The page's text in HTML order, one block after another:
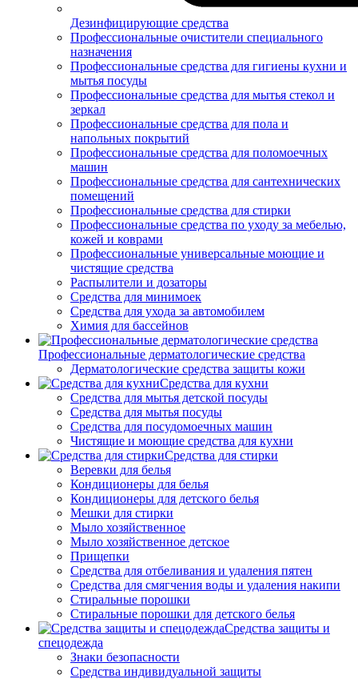
Дезинфицирующие средства
Профессиональные очистители специального
назначения
Профессиональные средства для гигиены кухни и
мытья посуды
Профессиональные средства для мытья стекол и
зеркал
Профессиональные средства для пола и
напольных покрытий
Профессиональные средства для поломоечных
машин
Профессиональные средства для сантехнических
помещений
Профессиональные средства для стирки
Профессиональные средства по уходу за мебелью,
кожей и коврами
Профессиональные универсальные моющие и
чистящие средства
Распылители и дозаторы
Средства для минимоек
Средства для ухода за автомобилем
Химия для бассейнов
Профессиональные дерматологические средства
Дерматологические средства защиты кожи
Средства для кухни
Средства для мытья детской посуды
Средства для мытья посуды
Средства для посудомоечных машин
Чистящие и моющие средства для кухни
Средства для стирки
Веревки для белья
Кондиционеры для белья
Кондиционеры для детского белья
Мешки для стирки
Мыло хозяйственное
Мыло хозяйственное детское
Прищепки
Средства для отбеливания и удаления пятен
Средства для смягчения воды и удаления накипи
Стиральные порошки
Стиральные порошки для детского белья
Средства защиты и
спецодежда
Знаки безопасности
Средства индивидуальной защиты